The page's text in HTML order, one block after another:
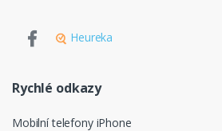
Heureka
Rychlé odkazy
Mobilní telefony iPhone